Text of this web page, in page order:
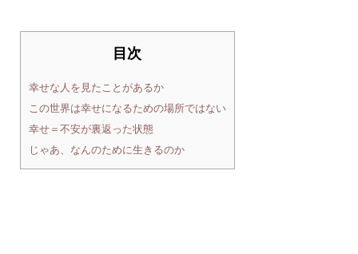
目次
幸せな人を見たことがあるか
この世界は幸せになるための場所ではない
幸せ＝不安が裏返った状態
じゃあ、なんのために生きるのか